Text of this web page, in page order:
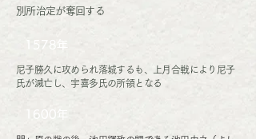
別所治定が奪回する
1578年
尼子勝久に攻められ落城するも、上月合戦により尼子
氏が滅亡し、宇喜多氏の所領となる
1600年